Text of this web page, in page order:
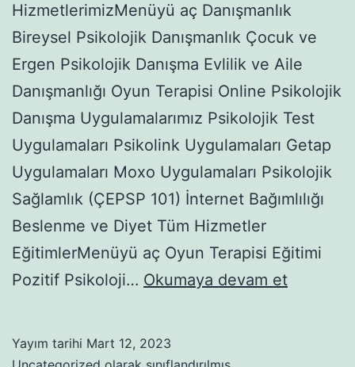
HizmetlerimizMenüyü aç Danışmanlık
Bireysel Psikolojik Danışmanlık Çocuk ve
Ergen Psikolojik Danışma Evlilik ve Aile
Danışmanlığı Oyun Terapisi Online Psikolojik
Danışma Uygulamalarımız Psikolojik Test
Uygulamaları Psikolink Uygulamaları Getap
Uygulamaları Moxo Uygulamaları Psikolojik
Sağlamlık (ÇEPSP 101) İnternet Bağımlılığı
Beslenme ve Diyet Tüm Hizmetler
EğitimlerMenüyü aç Oyun Terapisi Eğitimi
Pozitif Psikoloji… Okumaya devam etÇİFT
Yayım tarihi Mart 12, 2023